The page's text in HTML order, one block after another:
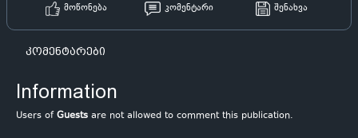
მოწონება კომენტარი შენახვა
კომენტარები
Information
Users ofGuests are not allowed to comment this publication.